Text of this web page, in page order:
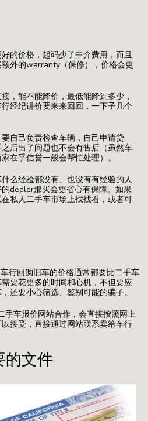
的价格，起码少了中介费用，而且
外的warranty（保修），价格会更
，能不能降价，最低能降到多少，
经纪讲价要来来回回，一下子几个
自己负责检查车辆，自己申请贷
后出了问题也不会有售后（虽然车
在乎信誉一般会帮忙处理）。
么经验都没有、也没有有经验的人
dealer那买会更省心有保障。如果
私人二手车市场上找找看，或者可
行回购旧车的价格通常都要比二手车
要花更多的时间和心机，不但要应
还要小心筛选、鉴别可能的骗子。
手车报价网站合作，会直接按照网上
接受，直接通过网站联系卖给车行
的文件